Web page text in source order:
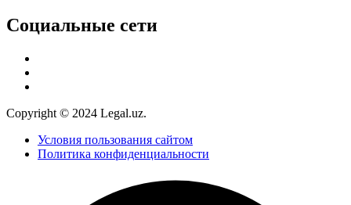
Социальные сети
Copyright © 2024 Legal.uz.
Условия пользования сайтом
Политика конфиденциальности